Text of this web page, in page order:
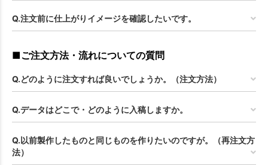
Q.注文前に仕上がりイメージを確認したいです。
■ご注文方法・流れについての質問
Q.どのように注文すれば良いでしょうか。（注文方法）
Q.データはどこで・どのように入稿しますか。
Q.以前製作したものと同じものを作りたいのですが。（再注文方
法）